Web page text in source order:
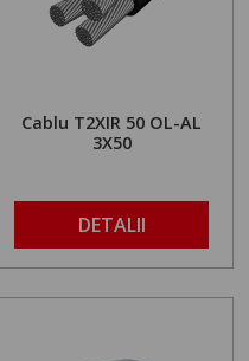
Cablu T2XIR 50 OL-AL
3X50
DETALII